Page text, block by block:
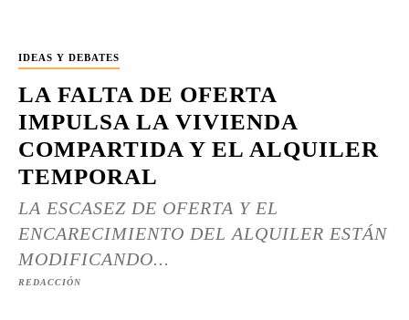
IDEAS Y DEBATES
LA FALTA DE OFERTA
IMPULSA LA VIVIENDA
COMPARTIDA Y EL ALQUILER
TEMPORAL
LA ESCASEZ DE OFERTA Y EL
ENCARECIMIENTO DEL ALQUILER ESTÁN
MODIFICANDO...
REDACCIÓN